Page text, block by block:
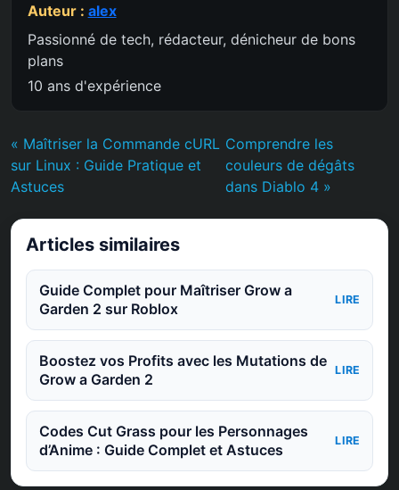
Auteur : alex
Passionné de tech, rédacteur, dénicheur de bons
plans
10 ans d'expérience
« Maîtriser la Commande cURL
sur Linux : Guide Pratique et
Astuces
Comprendre les
couleurs de dégâts
dans Diablo 4 »
Articles similaires
Guide Complet pour Maîtriser Grow a
Garden 2 sur Roblox
LIRE
Boostez vos Profits avec les Mutations de
Grow a Garden 2
LIRE
Codes Cut Grass pour les Personnages
d’Anime : Guide Complet et Astuces
LIRE